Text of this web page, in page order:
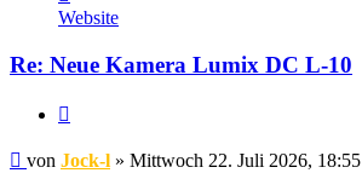
von
Jock-
Website
Re: Neue Kamera Lumix DC L-10
Beitrag
von Jock-l » Mittwoch 22. Juli 2026, 18:55